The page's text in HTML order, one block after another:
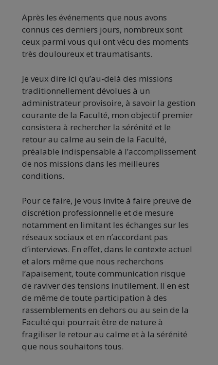
Après les événements que nous avons
connus ces derniers jours, nombreux sont
ceux parmi vous qui ont vécu des moments
très douloureux et traumatisants.
Je veux dire ici qu’au-delà des missions
traditionnellement dévolues à un
administrateur provisoire, à savoir la gestion
courante de la Faculté, mon objectif premier
consistera à rechercher la sérénité et le
retour au calme au sein de la Faculté,
préalable indispensable à l’accomplissement
de nos missions dans les meilleures
conditions.
Pour ce faire, je vous invite à faire preuve de
discrétion professionnelle et de mesure
notamment en limitant les échanges sur les
réseaux sociaux et en n’accordant pas
d’interviews. En effet, dans le contexte actuel
et alors même que nous recherchons
l’apaisement, toute communication risque
de raviver des tensions inutilement. Il en est
de même de toute participation à des
rassemblements en dehors ou au sein de la
Faculté qui pourrait être de nature à
fragiliser le retour au calme et à la sérénité
que nous souhaitons tous.